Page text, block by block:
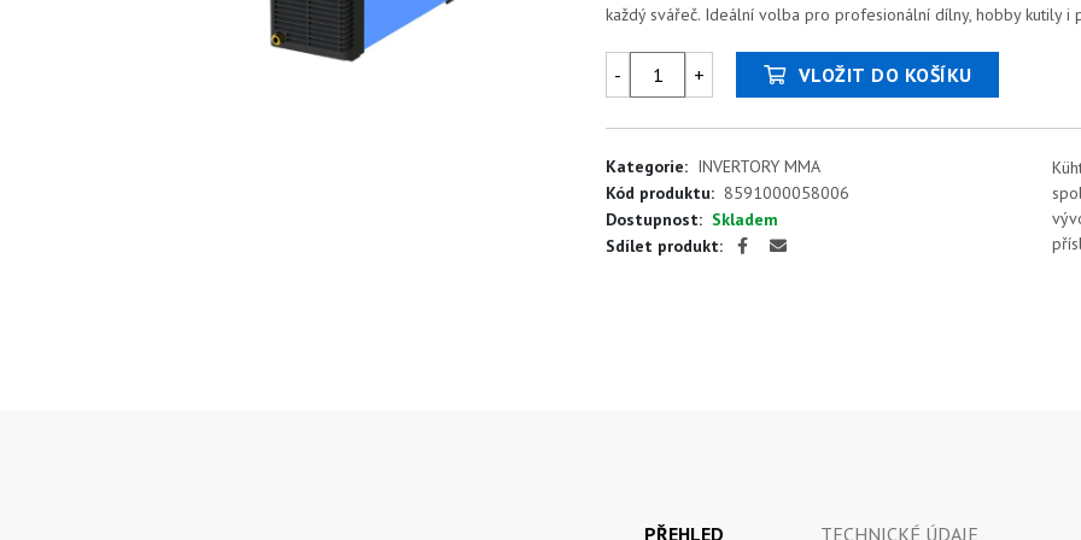
každý svářeč. Ideální volba pro profesionální dílny, hobby kutily i
- + VLOŽIT DO KOŠÍKU
Kategorie: INVERTORY MMA
Kód produktu: 8591000058006
Dostupnost: Skladem
Sdílet produkt:
PŘEHLED TECHNICKÉ ÚDAJE